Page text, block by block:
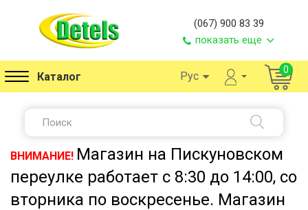
(067) 900 83 39
показать еще
Каталог Рус 0
ВНИМАНИЕ! Магазин на Пискуновском
переулке работает с 8:30 до 14:00, со
вторника по воскресенье. Магазин